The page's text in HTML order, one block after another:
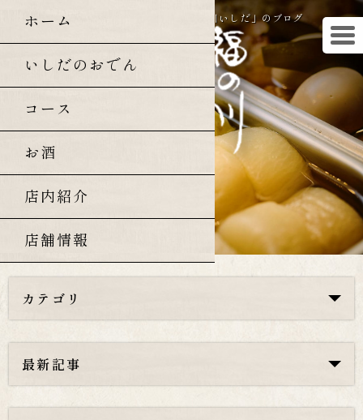
曙橋・四谷三丁目の和食「福の川いしだ」のブログ
ホーム
いしだのおでん
コース
お酒
店内紹介
店舗情報
カテゴリ
最新記事